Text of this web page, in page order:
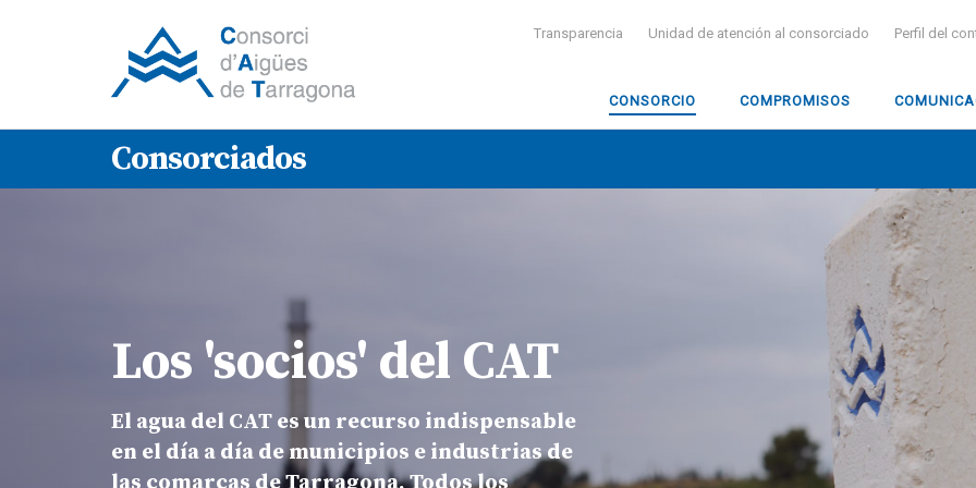
Transparencia Unidad de atención al consorciado Perfil del
CONSORCIO COMPROMISOS
Consorciados
Los 'socios' del CAT
El agua del CAT es un recurso indispensable
en el día a día de municipios e industrias de